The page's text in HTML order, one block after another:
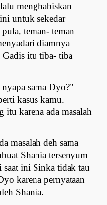
menghabiskan
untuk sekedar
teman- teman
diamnya
Gadis itu tiba- tiba
sama Dyo?”
kasus kamu.
itu karena ada masalah
masalah deh sama
Shania tersenyum
saat ini Sinka tidak tau
karena pernyataan
Shania.